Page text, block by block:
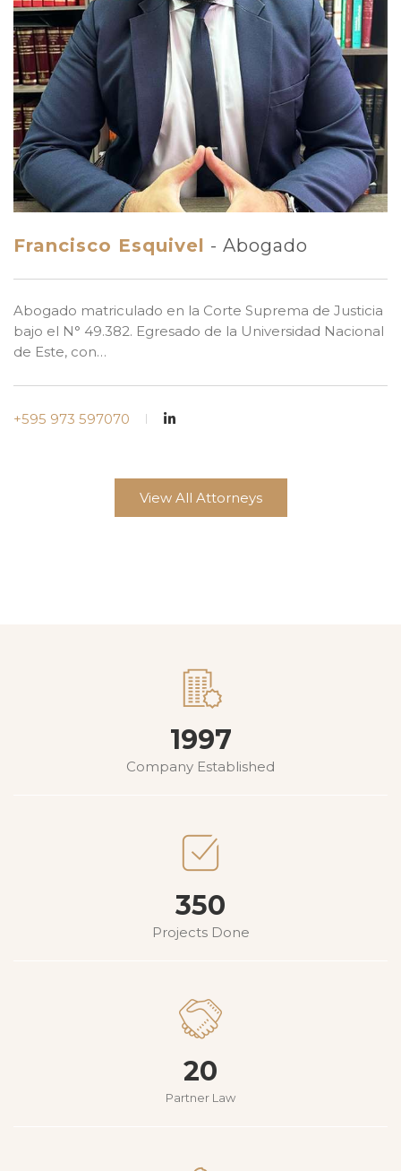
Francisco Esquivel - Abogado
Abogado matriculado en la Corte Suprema de Justicia
bajo el N° 49.382. Egresado de la Universidad Nacional
de Este, con…
+595 973 597070
View All Attorneys
1997
Company Established
350
Projects Done
20
Partner Law